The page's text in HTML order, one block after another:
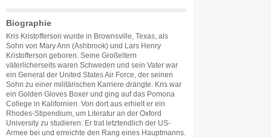
Biographie
Kris Kristofferson wurde in Brownsville, Texas, als
Sohn von Mary Ann (Ashbrook) und Lars Henry
Kristofferson geboren. Seine Großeltern
väterlicherseits waren Schweden und sein Vater war
ein General der United States Air Force, der seinen
Sohn zu einer militärischen Karriere drängte. Kris war
ein Golden Gloves Boxer und ging auf das Pomona
College in Kalifornien. Von dort aus erhielt er ein
Rhodes-Stipendium, um Literatur an der Oxford
University zu studieren. Er trat letztendlich der US-
Armee bei und erreichte den Rang eines Hauptmanns.